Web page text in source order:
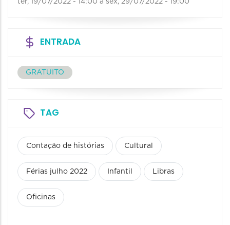
ter, 19/07/2022 - 14:00 a sex, 29/07/2022 - 19:00
ENTRADA
GRATUITO
TAG
Contação de histórias Cultural
Férias julho 2022 Infantil Libras
Oficinas